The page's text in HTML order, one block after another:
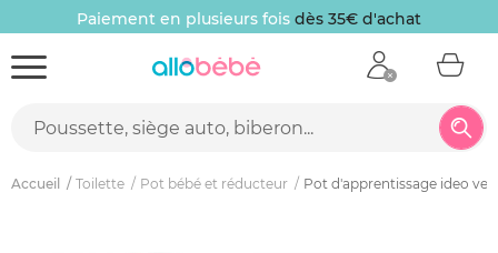
Paiement en plusieurs fois dès 35€ d'achat
Accueil Toilette Pot bébé et réducteur Pot d'apprentissage ideo